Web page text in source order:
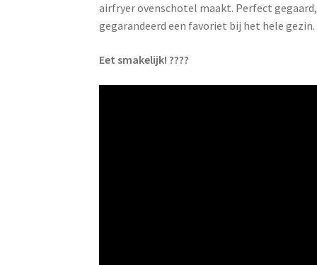
airfryer ovenschotel maakt. Perfect
gegarandeerd een favoriet bij het hele gezin.
Eet smakelijk! ????